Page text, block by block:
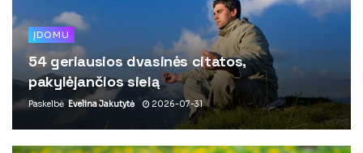
ĮDOMU
54 geriausios dvasinės citatos,
pakylėjančios sielą
Paskelbė Evelina Jakutytė 2026-07-31